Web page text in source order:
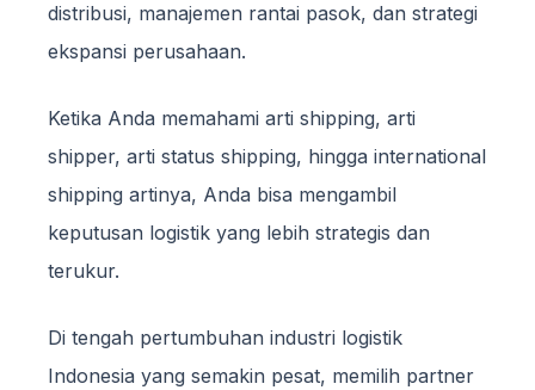
distribusi, manajemen rantai pasok, dan strategi
ekspansi perusahaan.
Ketika Anda memahami arti shipping, arti
shipper, arti status shipping, hingga international
shipping artinya, Anda bisa mengambil
keputusan logistik yang lebih strategis dan
terukur.
Di tengah pertumbuhan industri logistik
Indonesia yang semakin pesat, memilih partner